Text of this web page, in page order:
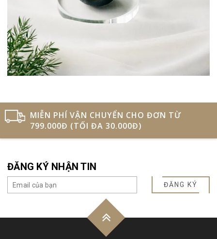
MIỄN PHÍ VẬN CHUYỂN CHO ĐƠN TỪ
799.000Đ (TỐI ĐA 30.000Đ)
ĐĂNG KÝ NHẬN TIN
ĐĂNG KÝ